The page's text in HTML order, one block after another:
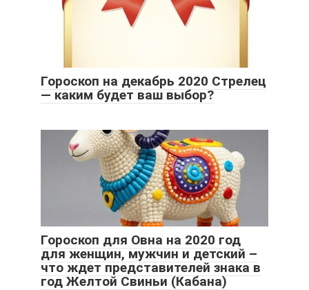
Гороскоп на декабрь 2020 Стрелец
— каким будет ваш выбор?
Гороскоп для Овна на 2020 год
для женщин, мужчин и детский –
что ждет представителей знака в
год Желтой Свиньи (Кабана)